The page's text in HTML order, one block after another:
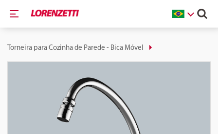
Torneira para Cozinha de Parede - Bica Móvel